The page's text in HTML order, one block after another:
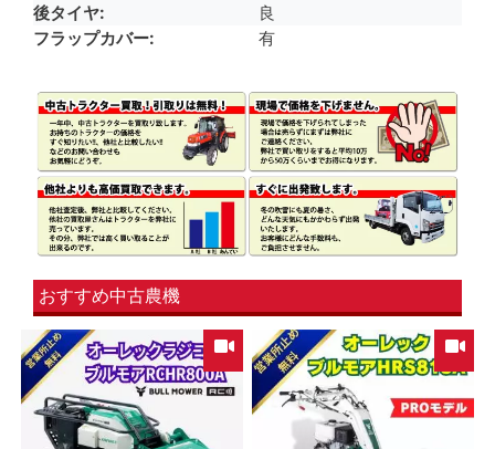
後タイヤ
良
フラップカバー
有
おすすめ中古農機